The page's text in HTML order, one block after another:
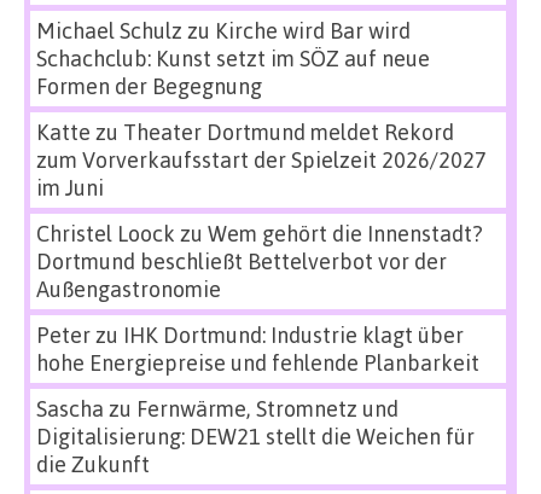
Michael Schulz zu Kirche wird Bar wird
Schachclub: Kunst setzt im SÖZ auf neue
Formen der Begegnung
Katte zu Theater Dortmund meldet Rekord
zum Vorverkaufsstart der Spielzeit 2026/2027
im Juni
Christel Loock zu Wem gehört die Innenstadt?
Dortmund beschließt Bettelverbot vor der
Außengastronomie
Peterzu IHK Dortmund: Industrie klagt über
hohe Energiepreise und fehlende Planbarkeit
Sascha zu Fernwärme, Stromnetz und
Digitalisierung: DEW21 stellt die Weichen für
die Zukunft